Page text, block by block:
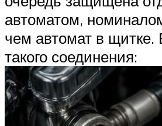
автоматом,
чем автомат в щитке.
такого соединения: